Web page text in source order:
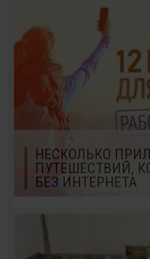
НЕСКОЛЬКО
ПУТЕШЕСТВИЙ,
БЕЗ ИНТЕРНЕТА